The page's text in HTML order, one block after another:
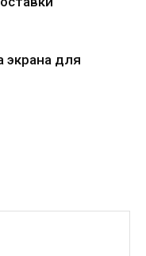
экрана для